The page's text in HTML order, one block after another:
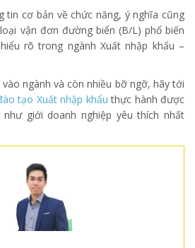
tin cơ bản về chức năng, ý nghĩa cũng
vận đơn đường biển (B/L) phổ biến
rõ trong ngành Xuất nhập khẩu –
ngành và còn nhiều bỡ ngỡ, hãy tới
tạo Xuất nhập khẩu thực hành được
giới doanh nghiệp yêu thích nhất